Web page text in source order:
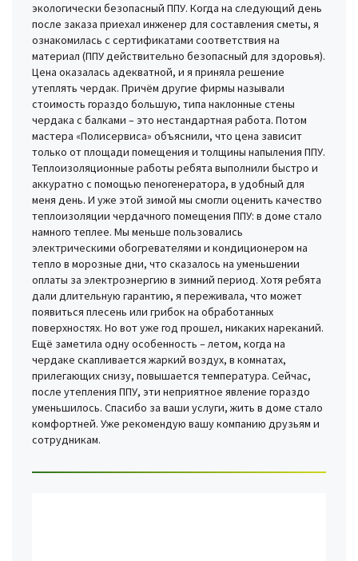
экологически безопасный ППУ. Когда на следующий день
после заказа приехал инженер для составления сметы, я
ознакомилась с сертификатами соответствия на
материал (ППУ действительно безопасный для здоровья).
Цена оказалась адекватной, и я приняла решение
утеплять чердак. Причём другие фирмы называли
стоимость гораздо большую, типа наклонные стены
чердака с балками – это нестандартная работа. Потом
мастера «Полисервиса» объяснили, что цена зависит
только от площади помещения и толщины напыления ППУ.
Теплоизоляционные работы ребята выполнили быстро и
аккуратно с помощью пеногенератора, в удобный для
меня день. И уже этой зимой мы смогли оценить качество
теплоизоляции чердачного помещения ППУ: в доме стало
намного теплее. Мы меньше пользовались
электрическими обогревателями и кондиционером на
тепло в морозные дни, что сказалось на уменьшении
оплаты за электроэнергию в зимний период. Хотя ребята
дали длительную гарантию, я переживала, что может
появиться плесень или грибок на обработанных
поверхностях. Но вот уже год прошел, никаких нареканий.
Ещё заметила одну особенность – летом, когда на
чердаке скапливается жаркий воздух, в комнатах,
прилегающих снизу, повышается температура. Сейчас,
после утепления ППУ, эти неприятное явление гораздо
уменьшилось. Спасибо за ваши услуги, жить в доме стало
комфортней. Уже рекомендую вашу компанию друзьям и
сотрудникам.